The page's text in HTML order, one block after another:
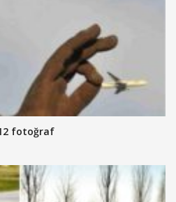
fotoğraf